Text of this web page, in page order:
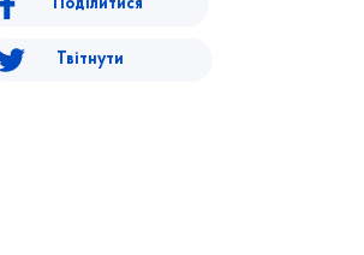
Поділитися
Твітнути